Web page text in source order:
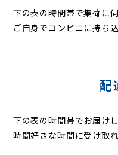
下の表の時間帯で集荷に
ご自身でコンビニに持ち
配
下の表の時間帯でお届け
時間好きな時間に受け取れ